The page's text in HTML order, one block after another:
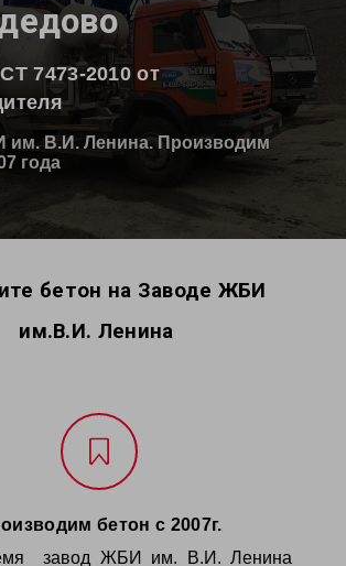
7473-2010 от
им. В.И. Ленина. Производим
года
бетон на Заводе ЖБИ
им.В.И. Ленина
бетон с 2007г.
завод ЖБИ им. В.И. Ленина